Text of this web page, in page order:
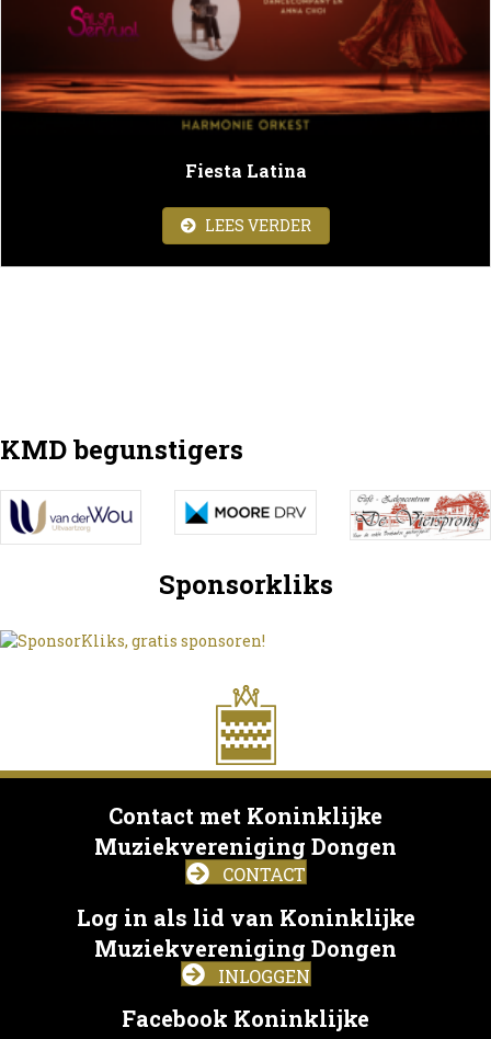
Fiesta Latina
LEES VERDERABOUT FIESTA LATINA
KMD begunstigers
Sponsorkliks
Contact met Koninklijke
Muziekvereniging Dongen
CONTACT
Log in als lid van Koninklijke
Muziekvereniging Dongen
INLOGGEN